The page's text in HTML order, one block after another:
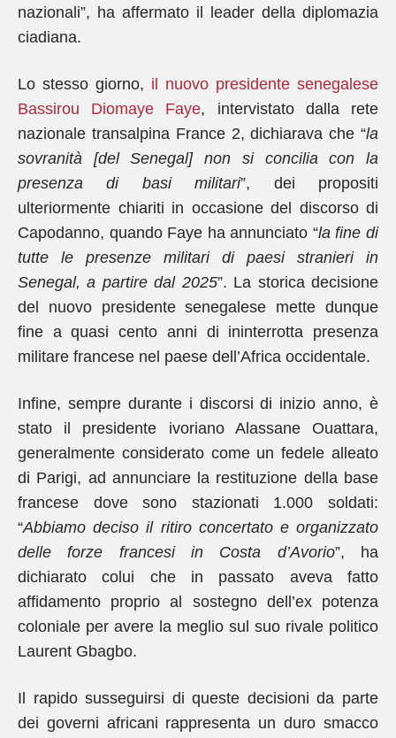
nazionali”, ha affermato il leader della diplomazia
ciadiana.
Lo stesso giorno, il nuovo presidente senegalese
Bassirou Diomaye Faye, intervistato dalla rete
nazionale transalpina France 2, dichiarava che “la
sovranità [del Senegal] non si concilia con la
presenza di basi militari”, dei propositi
ulteriormente chiariti in occasione del discorso di
Capodanno, quando Faye ha annunciato “la fine di
tutte le presenze militari di paesi stranieri in
Senegal, a partire dal 2025”. La storica decisione
del nuovo presidente senegalese mette dunque
fine a quasi cento anni di ininterrotta presenza
militare francese nel paese dell’Africa occidentale.
Infine, sempre durante i discorsi di inizio anno, è
stato il presidente ivoriano Alassane Ouattara,
generalmente considerato come un fedele alleato
di Parigi, ad annunciare la restituzione della base
francese dove sono stazionati 1.000 soldati:
“Abbiamo deciso il ritiro concertato e organizzato
delle forze francesi in Costa d’Avorio”, ha
dichiarato colui che in passato aveva fatto
affidamento proprio al sostegno dell’ex potenza
coloniale per avere la meglio sul suo rivale politico
Laurent Gbagbo.
Il rapido susseguirsi di queste decisioni da parte
dei governi africani rappresenta un duro smacco